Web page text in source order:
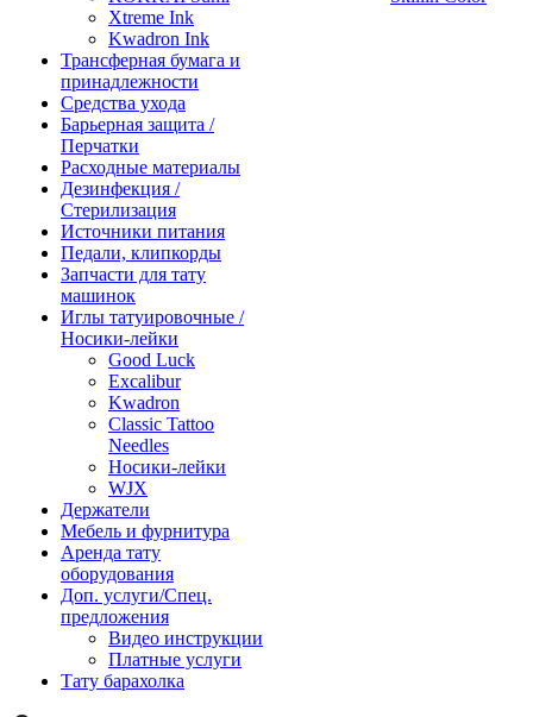
Xtreme Ink
Kwadron Ink
Трансферная бумага и
принадлежности
Средства ухода
Барьерная защита /
Перчатки
Расходные материалы
Дезинфекция /
Стерилизация
Источники питания
Педали, клипкорды
Запчасти для тату
машинок
Иглы татуировочные /
Носики-лейки
Good Luck
Excalibur
Kwadron
Classic Tattoo
Needles
Носики-лейки
WJX
Держатели
Мебель и фурнитура
Аренда тату
оборудования
Доп. услуги/Спец.
предложения
Видео инструкции
Платные услуги
Тату барахолка